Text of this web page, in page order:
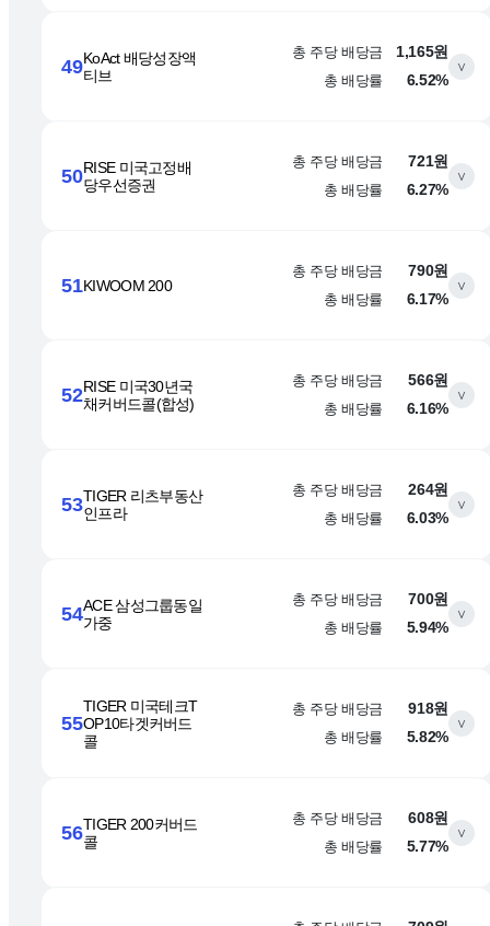
49KoAct 배당성장액
티브
총 주당 배당금
1,165원
총 배당률
6.52%
∨
50RISE 미국고정배
당우선증권
총 주당 배당금
721원
총 배당률
6.27%
∨
51KIWOOM 200
총 주당 배당금
790원
총 배당률
6.17%
∨
52RISE 미국30년국
채커버드콜(합성)
총 주당 배당금
566원
총 배당률
6.16%
∨
53TIGER 리츠부동산
인프라
총 주당 배당금
264원
총 배당률
6.03%
∨
54ACE 삼성그룹동일
가중
총 주당 배당금
700원
총 배당률
5.94%
∨
55
TIGER 미국테크T
OP10타겟커버드
콜
총 주당 배당금
918원
총 배당률
5.82%
∨
56TIGER 200커버드
콜
총 주당 배당금
608원
총 배당률
5.77%
∨